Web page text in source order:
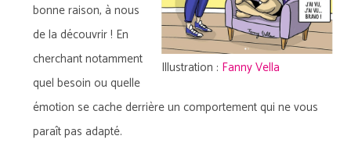
Illustration : Fanny Vella
bonne raison, à nous
de la découvrir ! En
cherchant notamment
quel besoin ou quelle
émotion se cache derrière un comportement qui ne vous
paraît pas adapté.